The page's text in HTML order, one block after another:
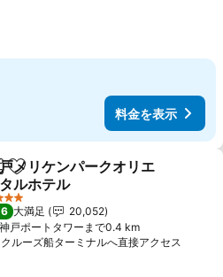
料金を表示
アお気に入りに追加
メリケンパークオリエ
ルホテル
テルのランク
大満足
20,052
神戸ポートタワーまで0.4 km
クルーズ船ターミナルへ直接アクセス